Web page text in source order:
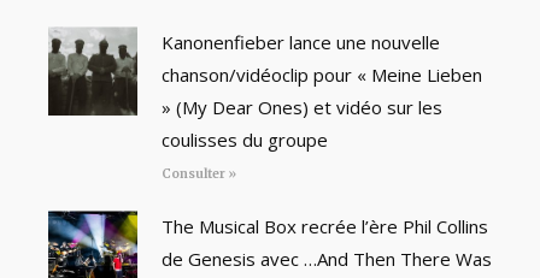
Kanonenfieber lance une nouvelle
chanson/vidéoclip pour « Meine Lieben
» (My Dear Ones) et vidéo sur les
coulisses du groupe
Consulter »
The Musical Box recrée l’ère Phil Collins
de Genesis avec …And Then There Was